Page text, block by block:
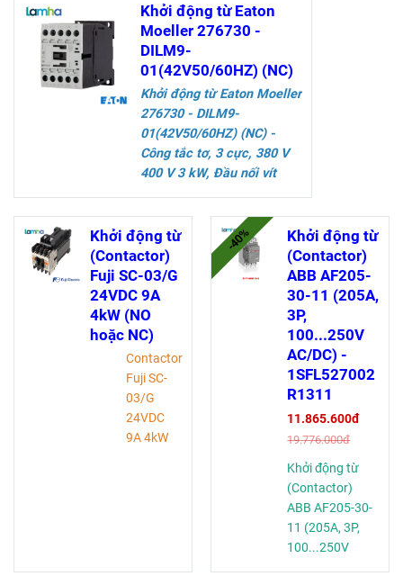
Khởi động từ Eaton
Moeller 276730 -
DILM9-
01(42V50/60HZ) (NC)
Khởi động từ Eaton Moeller
276730 - DILM9-
01(42V50/60HZ)(NC) -
Công tắc tơ, 3 cực, 380 V
400 V 3 kW, Đầu nối vít
Thông số kỹ thuật
Khởi động từ
(Contactor)
Fuji SC-03/G
24VDC 9A
4kW (NO
hoặc NC)
Contactor
Fuji SC-
03/G
24VDC
9A 4kW
điều
Khởi động từ
(Contactor)
ABB AF205-
30-11 (205A,
3P,
100...250V
AC/DC) -
1SFL527002
R1311
11.865.600đ
19.776.000đ
-40%
Khởi động từ
(Contactor)
ABB AF205-30-
11 (205A, 3P,
100...250V